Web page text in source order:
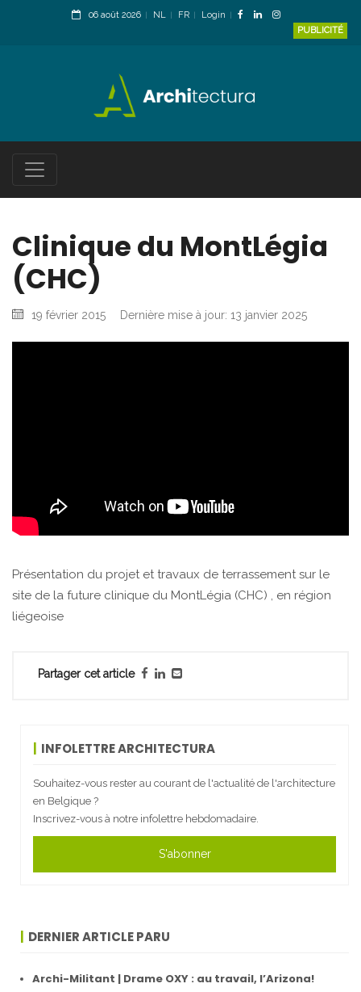
06 août 2026 NL FR
Login
PUBLICITÉ
Clinique du MontLégia
(CHC)
19 février 2015 Dernière mise à jour: 13 janvier 2025
Présentation du projet et travaux de terrassement sur le
site de la future clinique du MontLégia (CHC) , en région
liégeoise
Partager cet article
INFOLETTRE ARCHITECTURA
Souhaitez-vous rester au courant de l'actualité de l'architecture
en Belgique ?
Inscrivez-vous à notre infolettre hebdomadaire.
S'abonner
DERNIER ARTICLE PARU
Archi-Militant | Drame OXY : au travail, l’Arizona!